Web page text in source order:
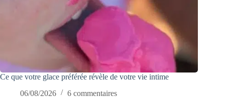
Ce que votre glace préférée révèle de votre vie intime
06/08/2026
6 commentaires